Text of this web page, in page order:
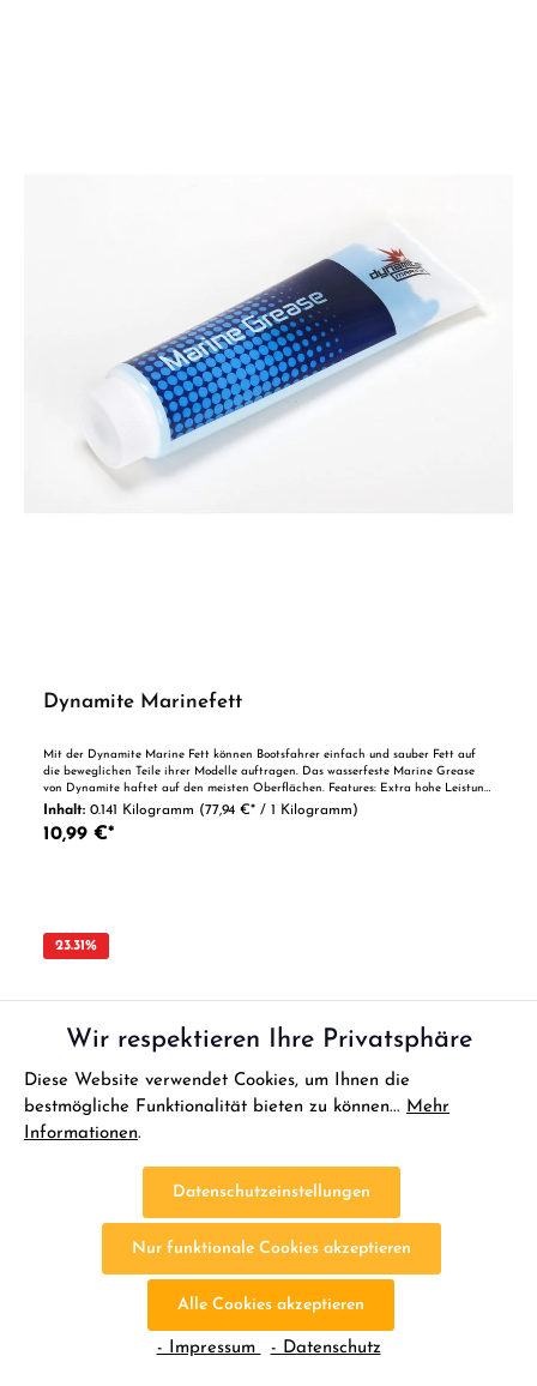
Dynamite Marinefett
Mit der Dynamite Marine Fett können Bootsfahrer einfach und sauber Fett auf
die beweglichen Teile ihrer Modelle auftragen. Das wasserfeste Marine Grease
von Dynamite haftet auf den meisten Oberflächen. Features: Extra hohe Leistung
Ideal für Voll- und Flexwellenanwendungen Lithiumkomplexfett mit Anti-Schling-
Technologie für hervorragende Haftung Hervorragende strukturelle Stabilität und
Beständigkeit gegen Wasserverschmutzung Entwickelt für den Einsatz in
Inhalt: 0.141 Kilogramm (77,94 €* / 1 Kilogramm)
10,99 €*
23.31%
Wir respektieren Ihre Privatsphäre
Diese Website verwendet Cookies, um Ihnen die
bestmögliche Funktionalität bieten zu können... Mehr
Informationen.
Datenschutzeinstellungen
Nur funktionale Cookies akzeptieren
Alle Cookies akzeptieren
- Impressum - Datenschutz